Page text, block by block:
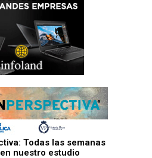
Todas las semanas
nuestro estudio